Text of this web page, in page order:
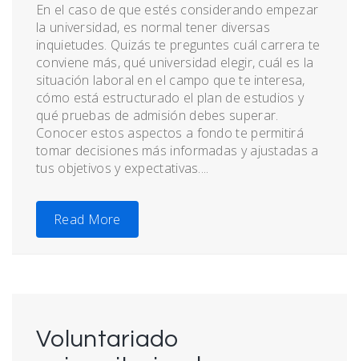
En el caso de que estés considerando empezar
la universidad, es normal tener diversas
inquietudes. Quizás te preguntes cuál carrera te
conviene más, qué universidad elegir, cuál es la
situación laboral en el campo que te interesa,
cómo está estructurado el plan de estudios y
qué pruebas de admisión debes superar.
Conocer estos aspectos a fondo te permitirá
tomar decisiones más informadas y ajustadas a
tus objetivos y expectativas....
Read More
Voluntariado